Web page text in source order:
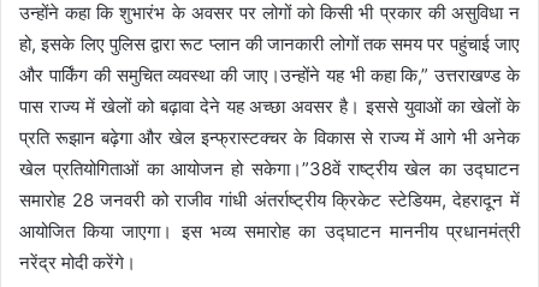
उन्होंने कहा कि शुभारंभ के अवसर पर लोगों को किसी भी प्रकार की असुविधा न
हो, इसके लिए पुलिस द्वारा रूट प्लान की जानकारी लोगों तक समय पर पहुंचाई जाए
और पार्किंग की समुचित व्यवस्था की जाए।उन्होंने यह भी कहा कि,” उत्तराखण्ड के
पास राज्य में खेलों को बढ़ावा देने यह अच्छा अवसर है। इससे युवाओं का खेलों के
प्रति रूझान बढ़ेगा और खेल इन्फ्रास्टक्चर के विकास से राज्य में आगे भी अनेक
खेल प्रतियोगिताओं का आयोजन हो सकेगा।”38वें राष्ट्रीय खेल का उद्घाटन
समारोह 28 जनवरी को राजीव गांधी अंतर्राष्ट्रीय क्रिकेट स्टेडियम, देहरादून में
आयोजित किया जाएगा। इस भव्य समारोह का उद्घाटन माननीय प्रधानमंत्री
नरेंद्र मोदी करेंगे।